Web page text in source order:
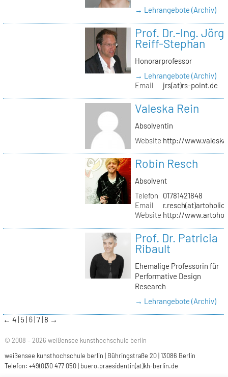
→ Lehrangebote (Archiv)
Prof. Dr.-Ing. Jörg
Reiff-Stephan
Honorarprofessor
→ Lehrangebote (Archiv)
Email
jrs(at)rs-point.de
Valeska Rein
Absolventin
Website http://
Robin Resch
Absolvent
Telefon
01781421848
Email
Website http://
Prof. Dr. Patricia
Ribault
Ehemalige Professorin für
Performative Design
Research
→ Lehrangebote (Archiv)
← 4 5 6 7 8 →
© 2008 – 2026 weißensee kunsthochschule berlin
weißensee kunsthochschule berlin | Bühringstraße 20 | 13086 Berlin
Telefon: +49(0)30 477 050 | buero.praesidentin(at)kh-berlin.de